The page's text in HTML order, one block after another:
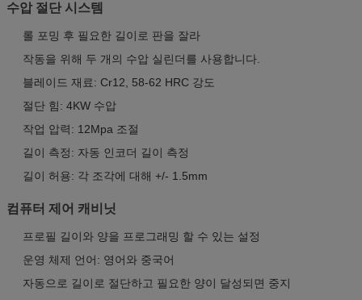
수압 절단 시스템
롤 포밍 후 필요한 길이로 판을 잘라
작동을 위해 두 개의 수압 실린더를 사용합니다.
블레이드 재료: Cr12, 58-62 HRC 강도
절단 힘: 4KW 수압
작업 압력: 12Mpa 조절
길이 측정: 자동 인코더 길이 측정
길이 허용: 각 조각에 대해 +/- 1.5mm
컴퓨터 제어 캐비닛
프로필 길이와 양을 프로그래밍 할 수 있는 설정
운영 체제 언어: 영어와 중국어
자동으로 길이로 절단하고 필요한 양이 달성되면 중지